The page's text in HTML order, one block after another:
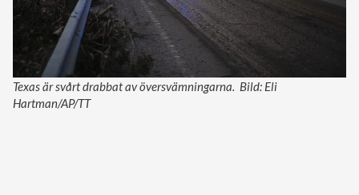
Texas är svårt drabbat av översvämningarna. Bild: Eli
Hartman/AP/TT